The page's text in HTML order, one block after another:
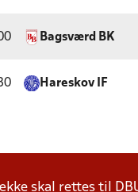
Bagsværd BK
Hareskov IF
skal rettes til